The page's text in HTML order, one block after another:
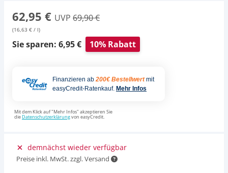
62,95 € UVP 69,90 €
(16,63 € / l)
Sie sparen: 6,95 € 10% Rabatt
Finanzieren ab 200€ Bestellwert mit
easyCredit-Ratenkauf. Mehr Infos
Mit dem Klick auf "Mehr Infos" akzeptieren Sie
dieDatenschutzerklärungvon easyCredit.
demnächst wieder verfügbar
Preise inkl. MwSt. zzgl. Versand